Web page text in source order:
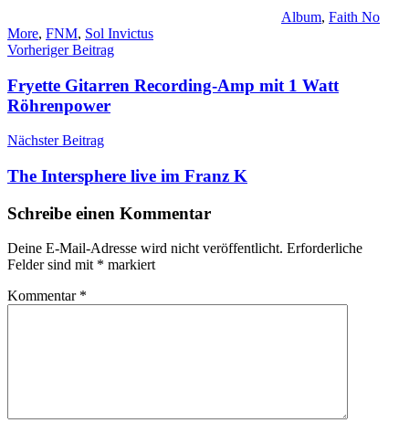
Album, Faith No
More, FNM, Sol Invictus
Beitragsnavigation
Vorheriger Beitrag
Fryette Gitarren Recording-Amp mit 1 Watt
Röhrenpower
Nächster Beitrag
The Intersphere live im Franz K
Schreibe einen Kommentar
Deine E-Mail-Adresse wird nicht veröffentlicht. Erforderliche
Felder sind mit * markiert
Kommentar *